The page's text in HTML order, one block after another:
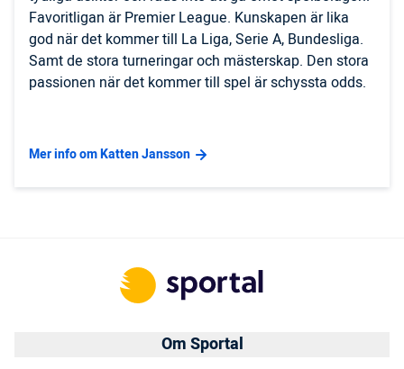
Favoritligan är Premier League. Kunskapen är lika
god när det kommer till La Liga, Serie A, Bundesliga.
Samt de stora turneringar och mästerskap. Den stora
passionen när det kommer till spel är schyssta odds.
Mer info om Katten Jansson
Om Sportal